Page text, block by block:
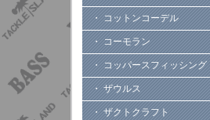
・ コットンコーデル
・ コーモラン
・ コッパースフィッシング
・ ザウルス
・ ザクトクラフト